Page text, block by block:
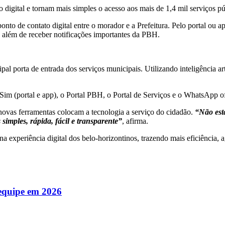
e tornam mais simples o acesso aos mais de 1,4 mil serviços
de contato digital entre o morador e a Prefeitura. Pelo portal
de receber notificações importantes da PBH.
porta de entrada dos serviços municipais. Utilizando inteligência
(portal e app), o Portal PBH, o Portal de Serviços e o WhatsApp
ferramentas colocam a tecnologia a serviço do cidadão. “Não
rápida, fácil e transparente”, afirma.
experiência digital dos belo-horizontinos, trazendo mais eficiência,
em 2026